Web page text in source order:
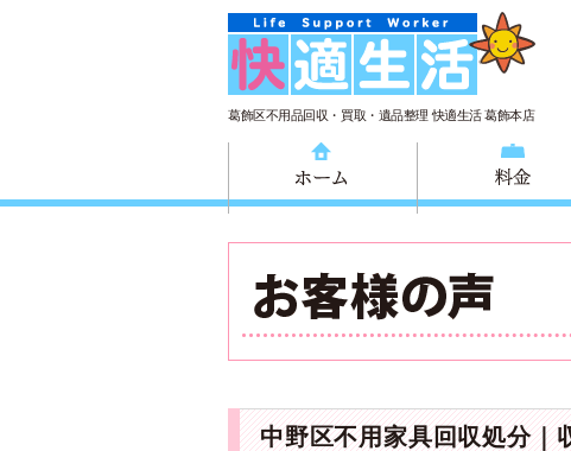
葛飾区不用品回収・買取・遺品整理 快適生活 葛飾本店
中野区不用家具回収処分｜